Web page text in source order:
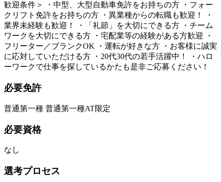
歓迎条件＞ ・中型、大型自動車免許をお持ちの方 ・フォー
クリフト免許をお持ちの方 ・異業種からの転職も歓迎！ ・
業界未経験も歓迎！ ・「礼節」を大切にできる方 ・チーム
ワークを大切にできる方 ・宅配業等の経験がある方歓迎 ・
フリーター／ブランクOK ・運転が好きな方 ・お客様に誠実
に応対していただける方 ・20代30代の若手活躍中！ ・ハロ
ーワークで仕事を探しているかたも是非ご応募ください！
必要免許
普通第一種 普通第一種AT限定
必要資格
なし
選考プロセス